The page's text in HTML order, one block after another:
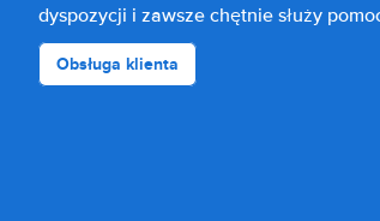
dyspozycji i zawsze chętnie służy
Obsługa klienta